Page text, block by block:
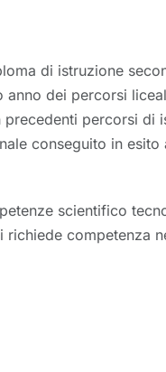
di istruzione
anno dei percorsi
percorsi di
conseguito in
scientifico
competenza